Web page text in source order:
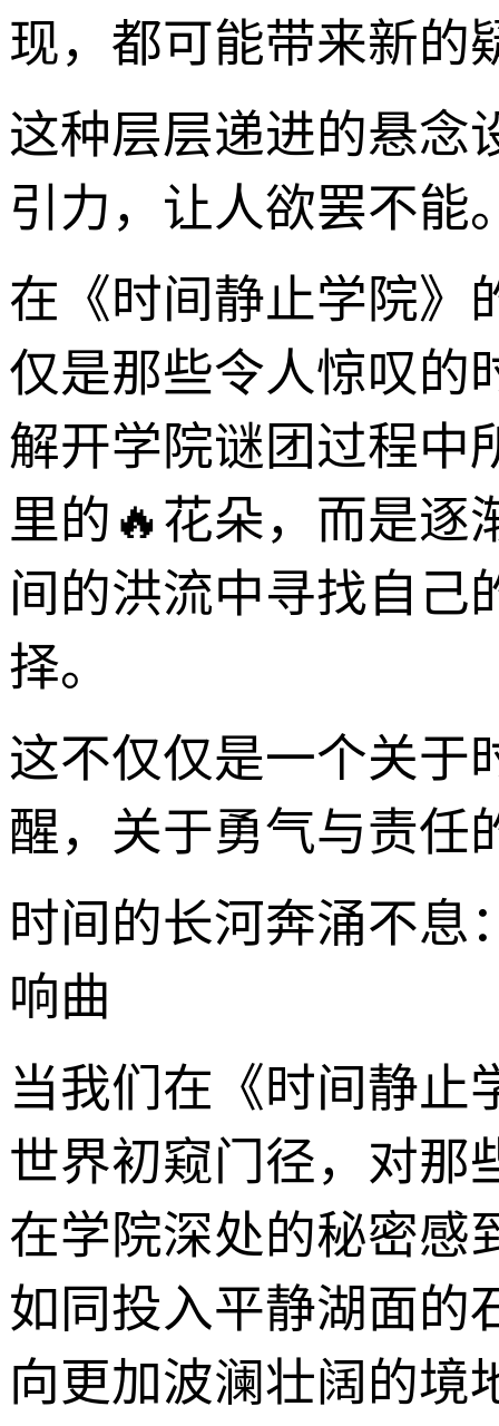
现，都可能带来新的
这种层层递进的悬念
引力，让人欲罢不能
在《时间静止学院》
仅是那些令人惊叹的
解开学院谜团过程中
里的🔥花朵，而是逐
间的洪流中寻找自己
择。
这不仅仅是一个关于
醒，关于勇气与责任
时间的长河奔涌不息
响曲
当我们在《时间静止
世界初窥门径，对那
在学院深处的秘密感
如同投入平静湖面的
向更加波澜壮阔的境